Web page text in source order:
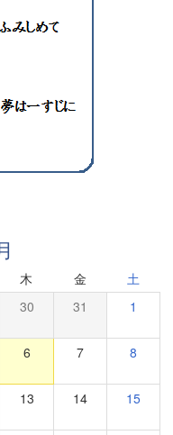
木 金 土
30 31 1
6 7 8
13 14 15